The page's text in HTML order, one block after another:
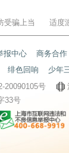
受骗上当 适度
报中心 商务合作
绯色回响 少年
20090105号
33号